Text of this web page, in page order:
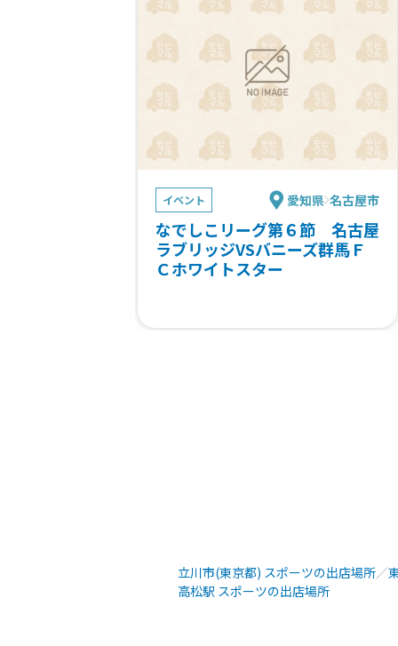
イベント 愛知県 名古屋市
なでしこリーグ第６節 名古屋
ラブリッジVSバニーズ群馬Ｆ
Ｃホワイトスター
立川市(東京都) スポーツの出店場所／
高松駅 スポーツの出店場所